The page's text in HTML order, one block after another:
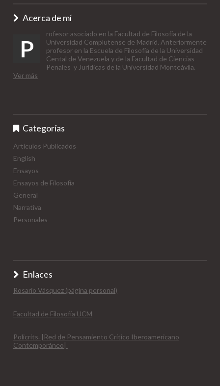
Acerca de mí
P
rofesor asociado en la Facultad de Filosofía de la
Universidad Complutense de Madrid. Anteriormente
profesor en la Escuela de Filosofía de la Universidad
Cental de Venezuela y de la Facultad de Ciencias
Penales y Jurídicas de la Universidad Monteávila.
Ver más
Categorías
Artículos Publicados
English
Ensayos
Ensayos de Filosofía
General
Narrativa
Personales
Enlaces
Rosario Vásquez (página personal)
Facultad de Filosofía UCM
Policrits. |Red de Pensamiento Crítico Iberoamericano
Contemporáneo|